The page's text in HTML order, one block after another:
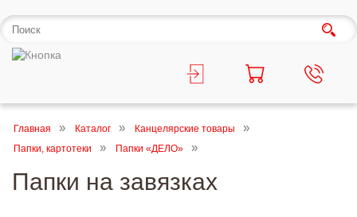
Главная Каталог
Канцелярские товары
Папки, картотеки
Папки «ДЕЛО»
Папки на завязках